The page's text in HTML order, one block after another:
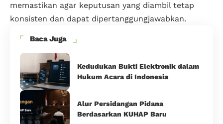
memastikan agar keputusan yang diambil tetap
konsisten dan dapat dipertanggungjawabkan.
Baca Juga
Kedudukan Bukti Elektronik dalam
Hukum Acara di Indonesia
Alur Persidangan Pidana
Berdasarkan KUHAP Baru